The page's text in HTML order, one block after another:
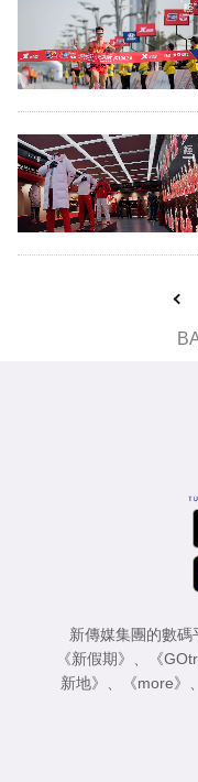
新傳媒集團的數
《新假期》 、 《
新地》 、 《more》 、